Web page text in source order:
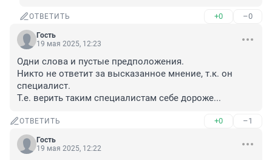
ОТВЕТИТЬ +0 –0
Гость
19 мая 2025, 12:23
Одни слова и пустые предположения.
Никто не ответит за высказанное мнение, т.к. он
специалист.
Т.е. верить таким специалистам себе дороже...
ОТВЕТИТЬ +0 –1
Гость
19 мая 2025, 12:22